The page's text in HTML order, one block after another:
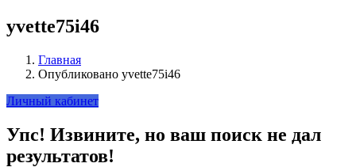
yvette75i46
Главная
Опубликовано yvette75i46
Личный кабинет
Упс! Извините, но ваш поиск не дал
результатов!